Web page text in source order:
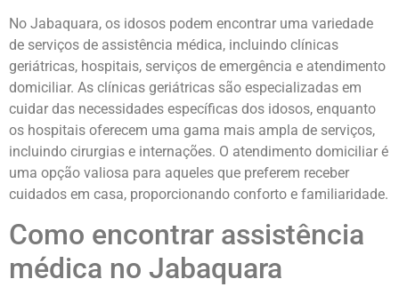
No Jabaquara, os idosos podem encontrar uma variedade
de serviços de assistência médica, incluindo clínicas
geriátricas, hospitais, serviços de emergência e atendimento
domiciliar. As clínicas geriátricas são especializadas em
cuidar das necessidades específicas dos idosos, enquanto
os hospitais oferecem uma gama mais ampla de serviços,
incluindo cirurgias e internações. O atendimento domiciliar é
uma opção valiosa para aqueles que preferem receber
cuidados em casa, proporcionando conforto e familiaridade.
Como encontrar assistência
médica no Jabaquara